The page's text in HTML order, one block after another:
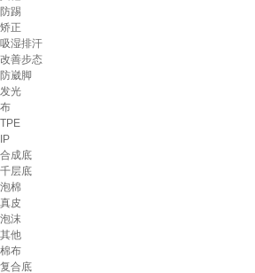
防踢
矫正
吸湿排汗
改善步态
防崴脚
发光
布
TPE
IP
合成底
千层底
泡棉
真皮
泡沫
其他
棉布
复合底